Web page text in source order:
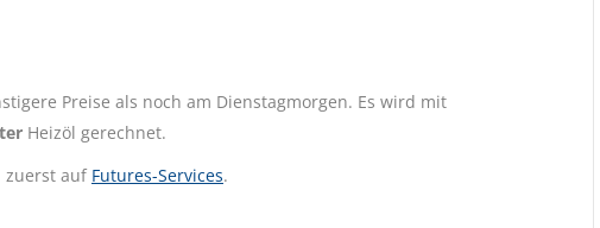
Preise als noch am Dienstagmorgen. Es wird mit
Heizöl gerechnet.
auf Futures-Services.